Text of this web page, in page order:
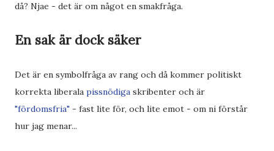
då? Njae - det är om något en smakfråga.
En sak är dock säker
Det är en symbolfråga av rang och då kommer politiskt
korrekta liberala pissnödiga skribenter och är
"fördomsfria" - fast lite för, och lite emot - om ni förstår
hur jag menar...